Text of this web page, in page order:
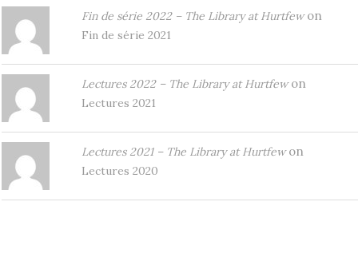
Fin de série 2022 – The Library at Hurtfewon
Fin de série 2021
Lectures 2022 – The Library at Hurtfewon
Lectures 2021
Lectures 2021 – The Library at Hurtfewon
Lectures 2020